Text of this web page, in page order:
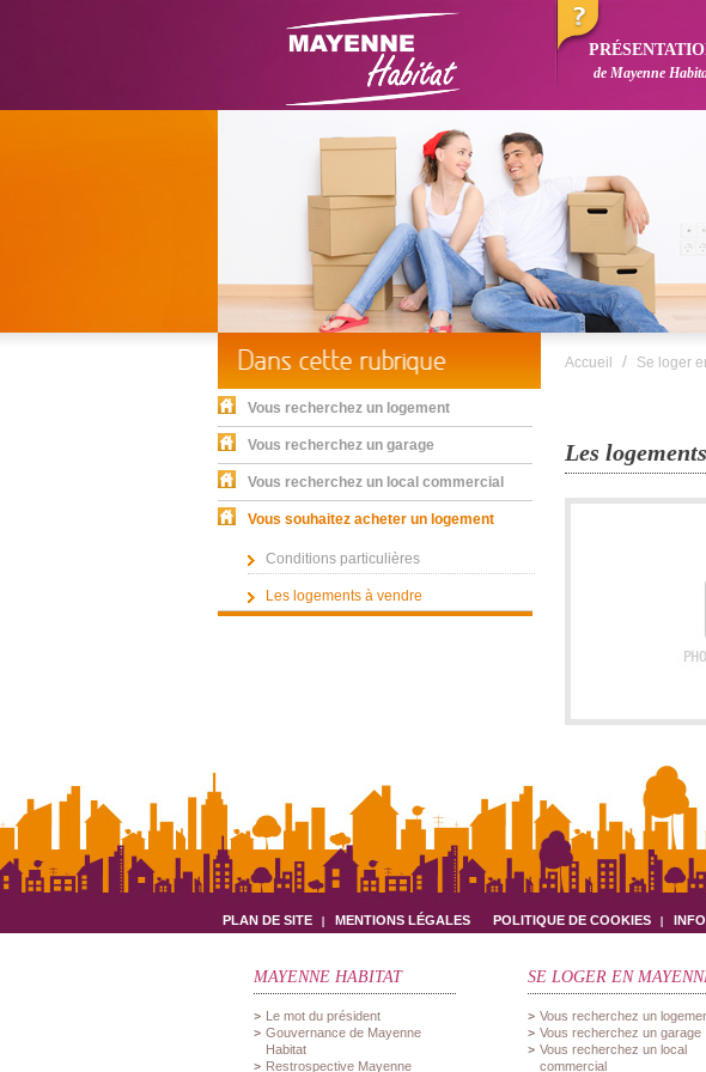
de Mayenne
Vous recherchez un logement
Vous recherchez un garage
Vous recherchez un local commercial
Vous souhaitez acheter un logement
Conditions particulières
Les logements à vendre
Accueil / Se loger
Les
PLAN DE SITE MENTIONS LÉGALES POLITIQUE DE COOKIES
MAYENNE HABITAT
Le mot du président
Gouvernance de Mayenne
Habitat
Restrospective Mayenne
SE LOGER EN
Vous recherchez un
Vous recherchez un garage
Vous recherchez un local
commercial